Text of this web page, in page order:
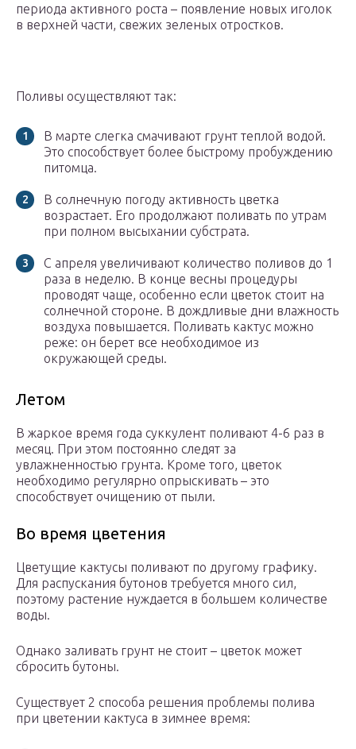
периода активного роста – появление новых иголок
в верхней части, свежих зеленых отростков.
Поливы осуществляют так:
В марте слегка смачивают грунт теплой водой.
Это способствует более быстрому пробуждению
питомца.
В солнечную погоду активность цветка
возрастает. Его продолжают поливать по утрам
при полном высыхании субстрата.
С апреля увеличивают количество поливов до 1
раза в неделю. В конце весны процедуры
проводят чаще, особенно если цветок стоит на
солнечной стороне. В дождливые дни влажность
воздуха повышается. Поливать кактус можно
реже: он берет все необходимое из
окружающей среды.
Летом
В жаркое время года суккулент поливают 4-6 раз в
месяц. При этом постоянно следят за
увлажненностью грунта. Кроме того, цветок
необходимо регулярно опрыскивать – это
способствует очищению от пыли.
Во время цветения
Цветущие кактусы поливают по другому графику.
Для распускания бутонов требуется много сил,
поэтому растение нуждается в большем количестве
воды.
Однако заливать грунт не стоит – цветок может
сбросить бутоны.
Существует 2 способа решения проблемы полива
при цветении кактуса в зимнее время: